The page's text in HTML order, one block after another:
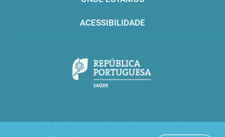
ACESSIBILIDADE
Infarmed © 2016. Todos os direitos reservados